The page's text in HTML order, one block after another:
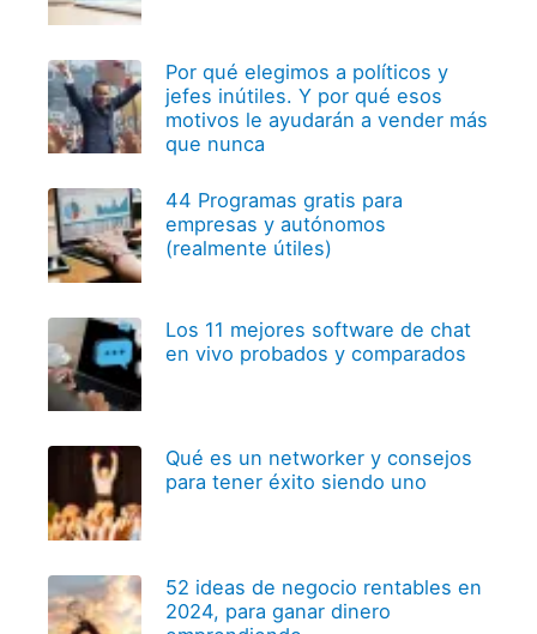
Por qué elegimos a políticos y
jefes inútiles. Y por qué esos
motivos le ayudarán a vender más
que nunca
44 Programas gratis para
empresas y autónomos
(realmente útiles)
Los 11 mejores software de chat
en vivo probados y comparados
Qué es un networker y consejos
para tener éxito siendo uno
52 ideas de negocio rentables en
2024, para ganar dinero